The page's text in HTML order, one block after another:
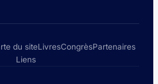
du siteLivresCongrèsPartenaires
Liens